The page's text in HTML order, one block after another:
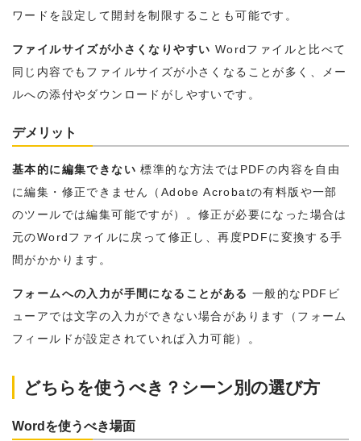
ワードを設定して開封を制限することも可能です。
ファイルサイズが小さくなりやすい Wordファイルと比べて
同じ内容でもファイルサイズが小さくなることが多く、メー
ルへの添付やダウンロードがしやすいです。
デメリット
基本的に編集できない 標準的な方法ではPDFの内容を自由
に編集・修正できません（Adobe Acrobatの有料版や一部
のツールでは編集可能ですが）。修正が必要になった場合は
元のWordファイルに戻って修正し、再度PDFに変換する手
間がかかります。
フォームへの入力が手間になることがある 一般的なPDFビ
ューアでは文字の入力ができない場合があります（フォーム
フィールドが設定されていれば入力可能）。
どちらを使うべき？シーン別の選び方
Wordを使うべき場面